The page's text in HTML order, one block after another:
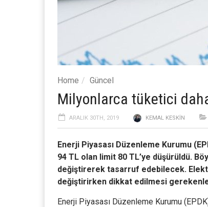
Home Güncel
Milyonlarca tüketici
ARALIK 30TH, 2019 KEMAL KESKIN
Enerji Piyasası Düzenleme Kurumu
94 TL olan limit 80 TL’ye düşürüldü.
değiştirerek tasarruf edebilecek.
değiştirirken dikkat edilmesi
Enerji Piyasası Düzenleme Kurumu